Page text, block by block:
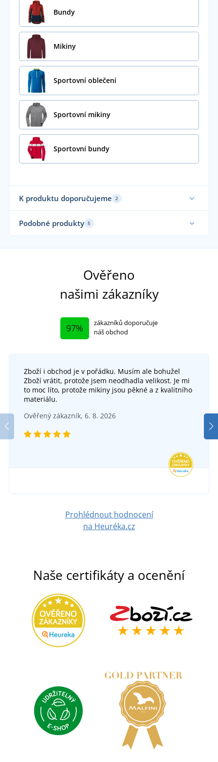
Bundy
Mikiny
Sportovní oblečení
Sportovní mikiny
Sportovní bundy
K produktu doporučujeme 2
Dámská prošívaná vesta bez kapuce
SKLADEM
Podobné produkty 5
Dámské ležérní sako JN1177
1 125 Kč
Ověřeno
našimi zákazníky
97%
zákazníků doporučuje
náš obchod
Zboží i obchod je v pořádku. Musím ale bohužel
Zboží vrátit, protože jsem neodhadla velikost. Je mi
to moc líto, protože mikiny jsou pěkné a z kvalitního
materiálu.
Ověřený zákazník, 6. 8. 2026
Prohlédnout hodnocení
na Heuréka.cz
Naše certifikáty a ocenění